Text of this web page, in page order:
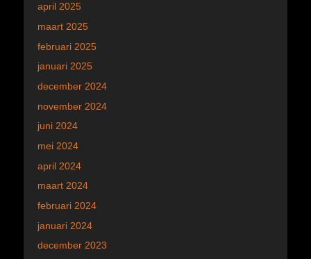
april 2025
maart 2025
februari 2025
januari 2025
december 2024
november 2024
juni 2024
mei 2024
april 2024
maart 2024
februari 2024
januari 2024
december 2023